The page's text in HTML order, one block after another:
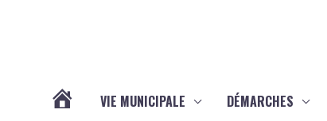
VIE MUNICIPALE DÉMARCHES